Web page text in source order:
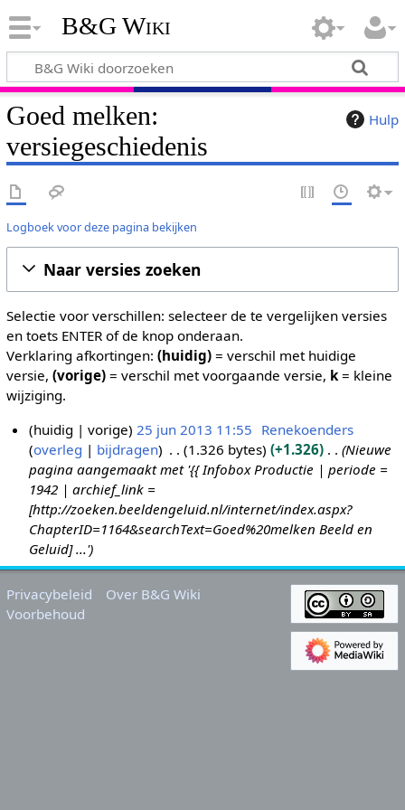
B&G Wiki
Hulp
Goed melken:
versiegeschiedenis
Logboek voor deze pagina bekijken
Naar versies zoeken
Selectie voor verschillen: selecteer de te vergelijken versies
en toets ENTER of de knop onderaan.
Verklaring afkortingen: (huidig)= verschil met huidige
versie, (vorige)= verschil met voorgaande versie, k= kleine
wijziging.
0
1
3
huidig vorige 25 jun 2013 11:55 Renekoenders
overleg
bijdragen 1.326 bytes +1.326
Nieuwe
pagina aangemaakt met '{{ Infobox Productie | periode =
1942 | archief_link =
[http://zoeken.beeldengeluid.nl/internet/index.aspx?
ChapterID=1164&searchText=Goed%20melken Beeld en
Geluid] ...'
Privacybeleid
Over B&G Wiki
Voorbehoud